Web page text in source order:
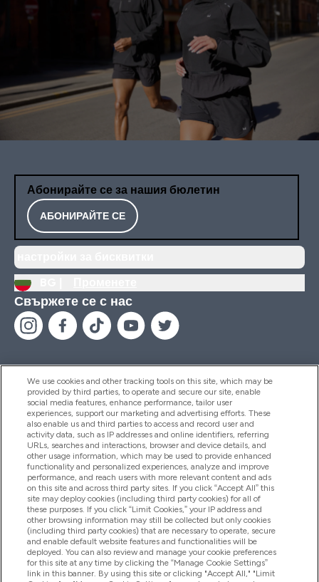
Абонирайте се за нашия бюлетин
АБОНИРАЙТЕ СЕ
Свържете се с нас
Помощ И Информация
Продукти
Информация За Компанията
Лоялност И Награди
We use cookies and other tracking tools on this site, which may be
provided by third parties, to operate and secure our site, enable
social media features, enhance performance, tailor user
experiences, support our marketing and advertising efforts. These
also enable us and third parties to access and record user and
activity data, such as IP addresses and online identifiers, referring
URLs, searches and interactions, browser and device details, and
other usage information, which may be used to provide enhanced
functionality and personalized experiences, analyze and improve
performance, and reach users with more relevant content and ads
on this site and across third party sites. If you click “Accept All” this
site may deploy cookies (including third party cookies) for all of
these purposes. If you click “Limit Cookies,” your IP address and
other browsing information may still be collected but only cookies
(including third party cookies) that are necessary to operate, secure
and enable default website features and functionalities will be
deployed. You can also review and manage your cookie preferences
for this site at any time by clicking the “Manage Cookie Settings”
link in this banner. By using this site or clicking "Accept All," "Limit